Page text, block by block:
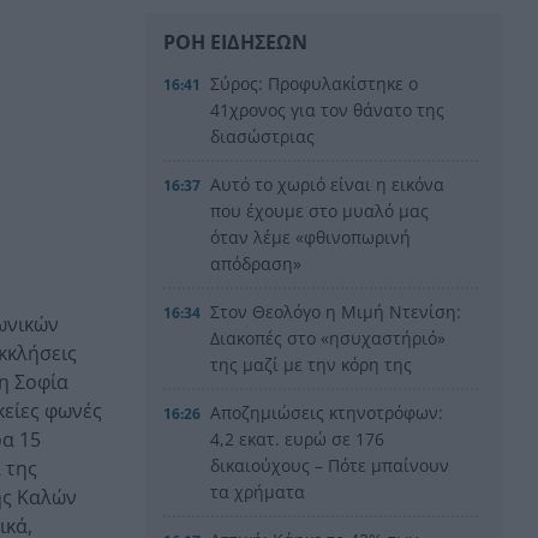
Σοφία
φωνές
15
Καλών
ΡΟΗ ΕΙΔΗΣΕΩΝ
16:41
Σύρος: Προφυλακίστηκε ο
41χρονος για τον θάνατο της
διασώστριας
16:37 Αυτό το χωριό είναι η εικόνα
που έχουμε στο μυαλό μας
όταν λέμε «φθινοπωρινή
απόδραση»
16:34 Στον Θεολόγο η Μιμή Ντενίση:
Διακοπές στο «ησυχαστήριό»
της μαζί με την κόρη της
16:26 Αποζημιώσεις κτηνοτρόφων:
4,2 εκατ. ευρώ σε 176
δικαιούχους – Πότε μπαίνουν
τα χρήματα